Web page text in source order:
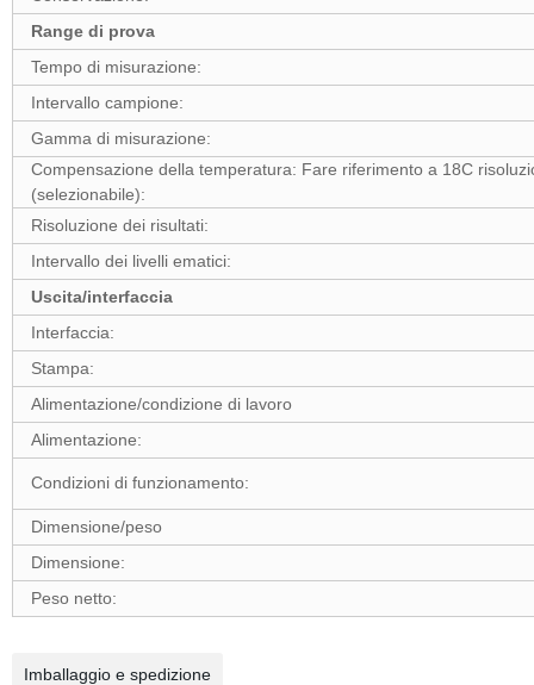
Range di prova
Tempo di misurazione:
Intervallo campione:
Gamma di misurazione:
Compensazione della temperatura: Fare riferimento a 18C
(selezionabile):
Risoluzione dei risultati:
Intervallo dei livelli ematici:
Uscita/interfaccia
Interfaccia:
Stampa:
Alimentazione/condizione di lavoro
Alimentazione:
Condizioni di funzionamento:
Dimensione/peso
Dimensione:
Peso netto:
Imballaggio e spedizione